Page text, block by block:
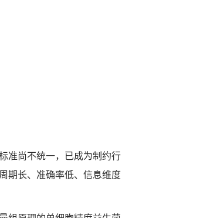
准尚不统一，已成为制约行
期长、准确率低、信息维度